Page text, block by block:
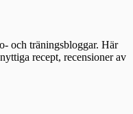
och träningsbloggar. Här
recept, recensioner av